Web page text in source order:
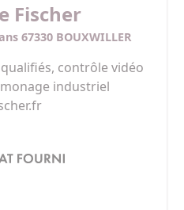
Fischer
67330 BOUXWILLER
contrôle vidéo
industriel